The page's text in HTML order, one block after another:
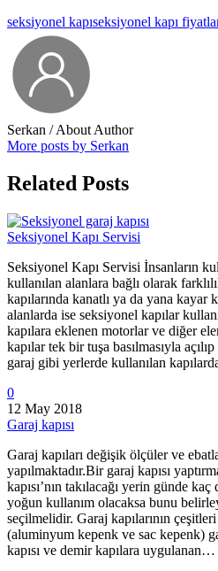
seksiyonel kapıseksiyonel kapı
Serkan / About Author
More posts by Serkan
Related Posts
Seksiyonel Kapı Servisi
Seksiyonel Kapı Servisi İnsanların
kullanılan alanlara bağlı olarak
kapılarında kanatlı ya da yana kayar
alanlarda ise seksiyonel kapılar
kapılara eklenen motorlar ve diğer
kapılar tek bir tuşa basılmasıyla
garaj gibi yerlerde kullanılan
0
12 May 2018
Garaj kapısı
Garaj kapıları değişik ölçüler ve
yapılmaktadır.Bir garaj kapısı
kapısı’nın takılacağı yerin günde kaç
yoğun kullanım olacaksa bunu
seçilmelidir. Garaj kapılarının
(aluminyum kepenk ve sac kepenk)
kapısı ve demir kapılara uygulanan…